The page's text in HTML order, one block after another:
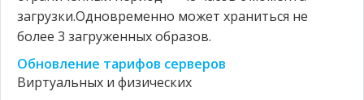
загрузки.Одновременно может храниться не
более 3 загруженных образов.
Обновление тарифов серверов
Виртуальных и физических